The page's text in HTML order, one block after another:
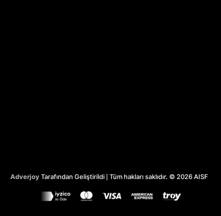
AdverjoyTarafından Geliştirildi Tüm hakları saklıdır. © 2026 AISF